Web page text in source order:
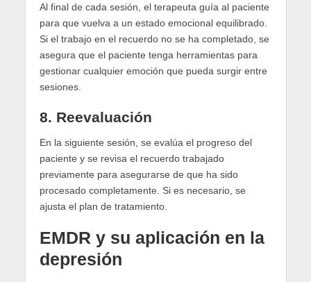
Al final de cada sesión, el terapeuta guía al paciente
para que vuelva a un estado emocional equilibrado.
Si el trabajo en el recuerdo no se ha completado, se
asegura que el paciente tenga herramientas para
gestionar cualquier emoción que pueda surgir entre
sesiones.
8. Reevaluación
En la siguiente sesión, se evalúa el progreso del
paciente y se revisa el recuerdo trabajado
previamente para asegurarse de que ha sido
procesado completamente. Si es necesario, se
ajusta el plan de tratamiento.
EMDR y su aplicación en la
depresión